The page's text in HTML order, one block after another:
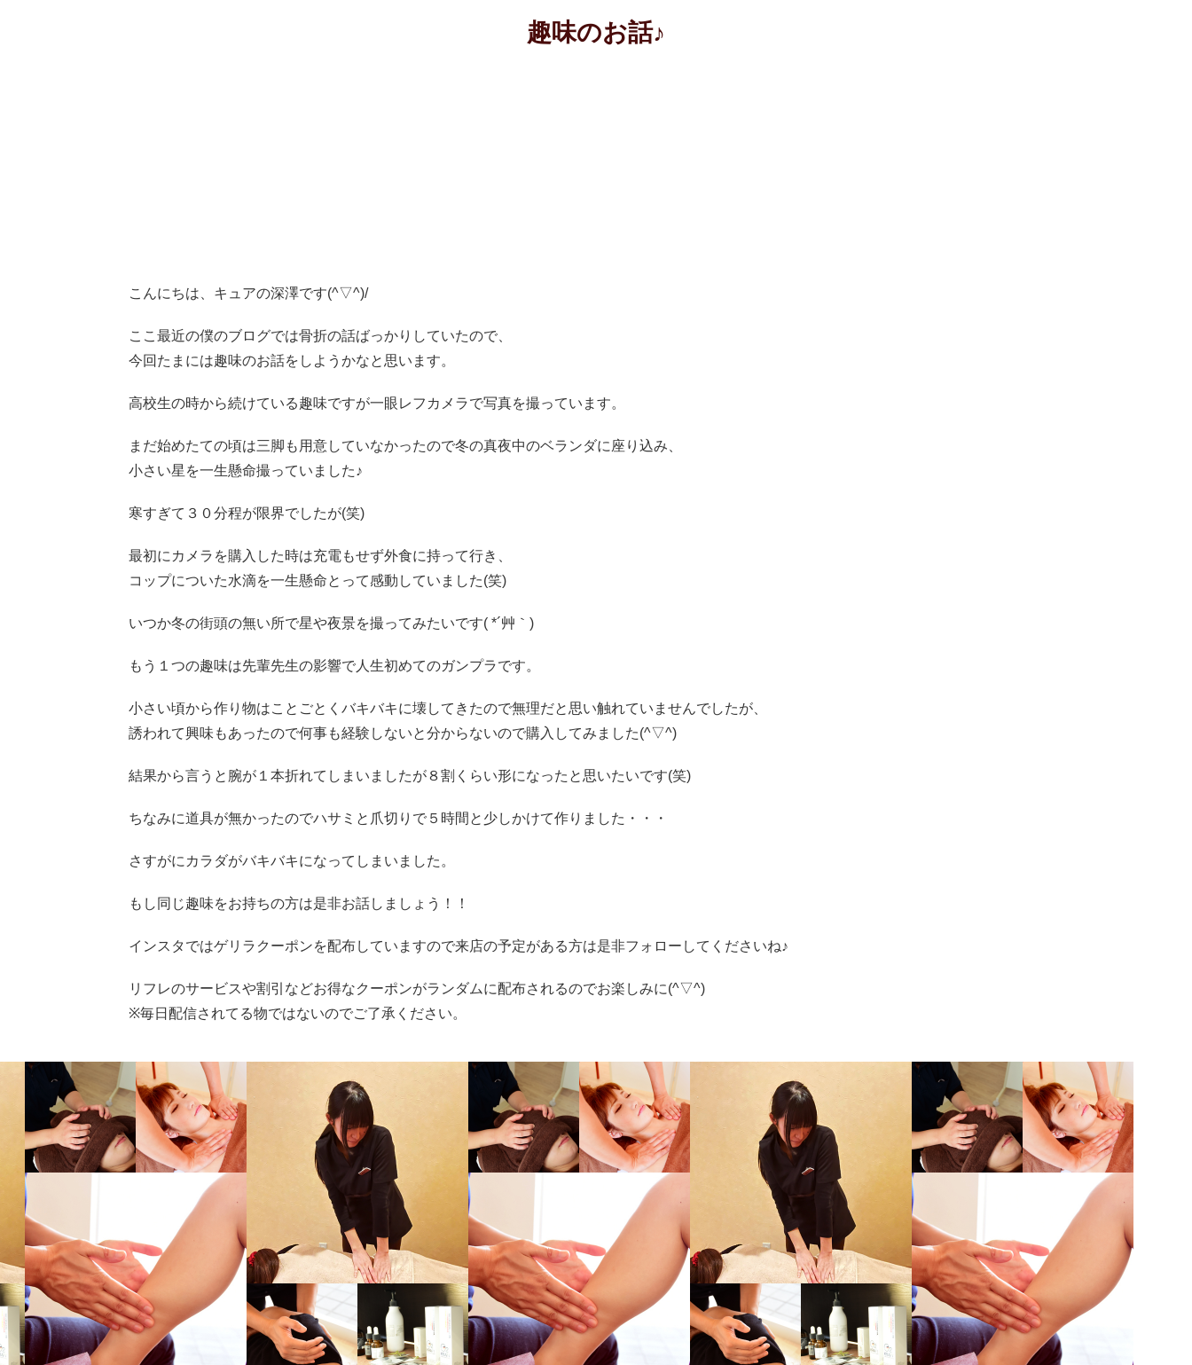
趣味のお話♪
こんにちは、キュアの深澤です(^▽^)/
ここ最近の僕のブログでは骨折の話ばっかりしていたので、
今回たまには趣味のお話をしようかなと思います。
高校生の時から続けている趣味ですが一眼レフカメラで写真を撮っています。
まだ始めたての頃は三脚も用意していなかったので冬の真夜中のベランダに座り込み、
小さい星を一生懸命撮っていました♪
寒すぎて３０分程が限界でしたが(笑)
最初にカメラを購入した時は充電もせず外食に持って行き、
コップについた水滴を一生懸命とって感動していました(笑)
いつか冬の街頭の無い所で星や夜景を撮ってみたいです( *´艸｀)
もう１つの趣味は先輩先生の影響で人生初めてのガンプラです。
小さい頃から作り物はことごとくバキバキに壊してきたので無理だと思い触れていませんでしたが、
誘われて興味もあったので何事も経験しないと分からないので購入してみました(^▽^)
結果から言うと腕が１本折れてしまいましたが８割くらい形になったと思いたいです(笑)
ちなみに道具が無かったのでハサミと爪切りで５時間と少しかけて作りました・・・
さすがにカラダがバキバキになってしまいました。
もし同じ趣味をお持ちの方は是非お話しましょう！！
インスタではゲリラクーポンを配布していますので来店の予定がある方は是非フォローしてくださいね♪
リフレのサービスや割引などお得なクーポンがランダムに配布されるのでお楽しみに(^▽^)
※毎日配信されてる物ではないのでご了承ください。